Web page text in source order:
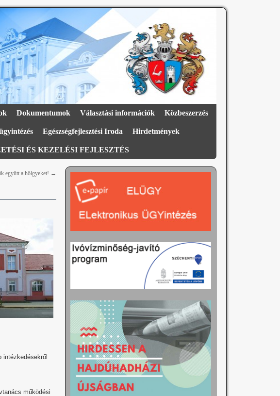
Dokumentumok Választási információk Közbeszerzés
Egészségfejlesztési Iroda Hirdetmények
ÉS KEZELÉSI FEJLESZTÉS
együtt a hölgyeket! →
működési